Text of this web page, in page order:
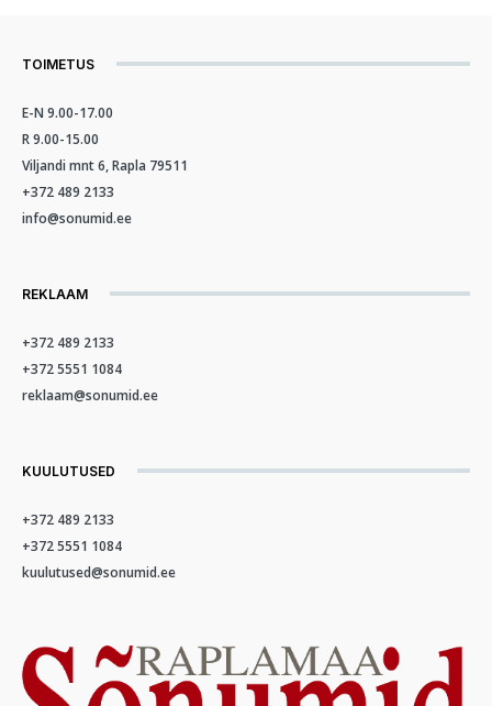
TOIMETUS
E-N 9.00-17.00
R 9.00-15.00
Viljandi mnt 6, Rapla 79511
+372 489 2133
info@sonumid.ee
REKLAAM
+372 489 2133
+372 5551 1084
reklaam@sonumid.ee
KUULUTUSED
+372 489 2133
+372 5551 1084
kuulutused@sonumid.ee